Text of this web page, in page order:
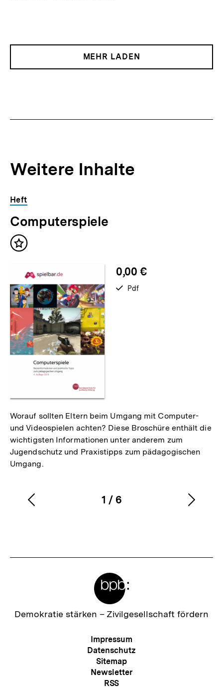
MEHR LADEN
Weitere Inhalte
Inhaltskarousell
für
weitere
Inhalte
Inhaltskarussell
überspringen
Heft
Computerspiele
Inhalt
0,00 €
verfügbar
Pdf
Worauf sollten Eltern beim Umgang mit Computer-
und Videospielen achten? Diese Broschüre enthält die
wichtigsten Informationen unter anderem zum
Jugendschutz und Praxistipps zum pädagogischen
Umgang.
Karussellinhalt
1
von
/ 6
Vorherigen
Zur
Demokratie stärken – Zivilgesellschaft fördern
Meta-
Navigation
Impressum
Datenschutz
Sitemap
Newsletter
RSS